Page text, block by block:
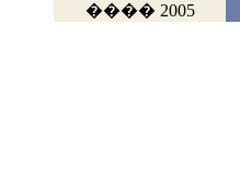
���� 2005